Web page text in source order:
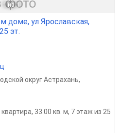
1 из 1
доме, ул Ярославская,
эт.
округ Астрахань,
33.00 кв. м, 7 этаж из 25